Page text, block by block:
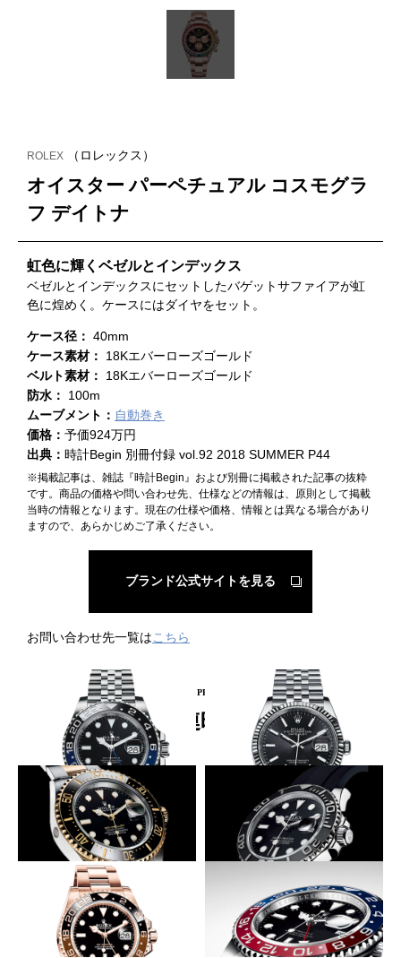
ROLEX （ロレックス）
オイスター パーペチュアル コスモグラ
フ デイトナ
虹色に輝くベゼルとインデックス
ベゼルとインデックスにセットしたバゲットサファイアが虹
色に煌めく。ケースにはダイヤをセット。
ケース径： 40mm
ケース素材： 18Kエバーローズゴールド
ベルト素材： 18Kエバーローズゴールド
防水： 100m
ムーブメント： 自動巻き
価格： 予価924万円
出典： 時計Begin 別冊付録 vol.92 2018 SUMMER P44
※掲載記事は、雑誌『時計Begin』および別冊に掲載された記事の抜粋
です。商品の価格や問い合わせ先、仕様などの情報は、原則として掲載
当時の情報となります。現在の仕様や価格、情報とは異なる場合があり
ますので、あらかじめご了承ください。
ブランド公式サイトを見る
お問い合わせ先一覧はこちら
PICKUP PRODUCT
関連時計
青黒のセラクロム
ROLEX
オイスター パーペチュアル
GMTマスターII
36㎜でも約70時間駆動
オイスター パーペチュアル デ
イトジャスト 36
深海に挑むロレゾール
オイスター パーペチュアル シ
ードゥエラー
オイスター パーペチュアル ヨ
ットマスター 42